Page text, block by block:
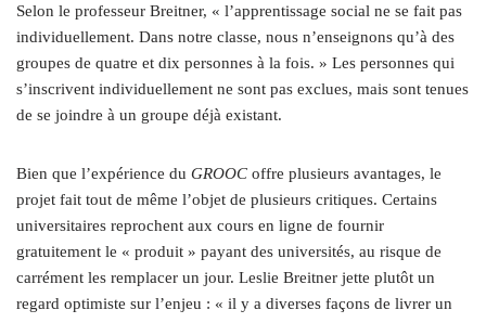
Selon le professeur Breitner, « l’apprentissage social ne se fait pas
individuellement. Dans notre classe, nous n’enseignons qu’à des
groupes de quatre et dix personnes à la fois. » Les personnes qui
s’inscrivent individuellement ne sont pas exclues, mais sont tenues
de se joindre à un groupe déjà existant.
Bien que l’expérience du GROOC offre plusieurs avantages, le
projet fait tout de même l’objet de plusieurs critiques. Certains
universitaires reprochent aux cours en ligne de fournir
gratuitement le « produit » payant des universités, au risque de
carrément les remplacer un jour. Leslie Breitner jette plutôt un
regard optimiste sur l’enjeu : « il y a diverses façons de livrer un